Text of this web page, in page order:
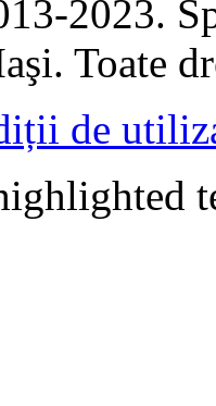
2023.
Toate
de